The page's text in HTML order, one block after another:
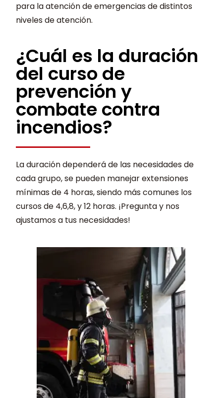
para la atención de emergencias de distintos
niveles de atención.
¿Cuál es la duración
del curso de
prevención y
combate contra
incendios?
La duración dependerá de las necesidades de
cada grupo, se pueden manejar extensiones
mínimas de 4 horas, siendo más comunes los
cursos de 4,6,8, y 12 horas. ¡Pregunta y nos
ajustamos a tus necesidades!